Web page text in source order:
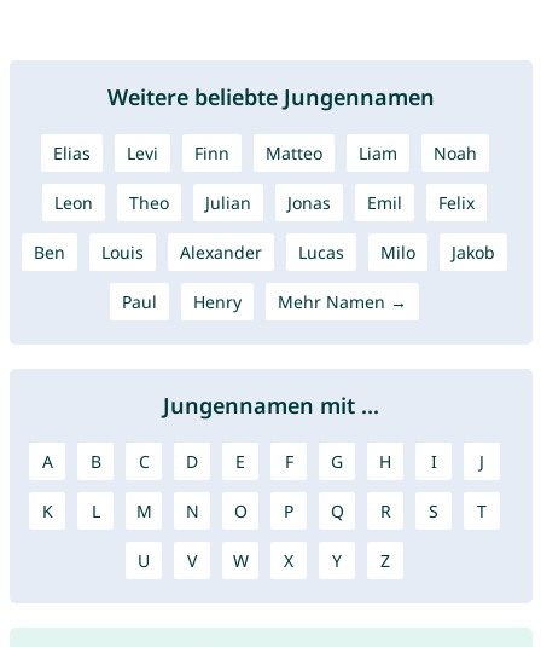
Weitere beliebte Jungennamen
Elias Levi Finn Matteo Liam Noah
Leon Theo Julian Jonas Emil Felix
Ben Louis Alexander Lucas Milo Jakob
Paul Henry Mehr Namen →
Jungennamen mit ...
A B C D E F G H I J
K L M N O P Q R S T
U V W X Y Z